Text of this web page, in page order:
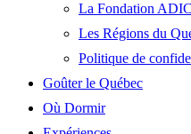
La Fondation
Les Régions du
Politique de
Goûter le Québec
Où Dormir